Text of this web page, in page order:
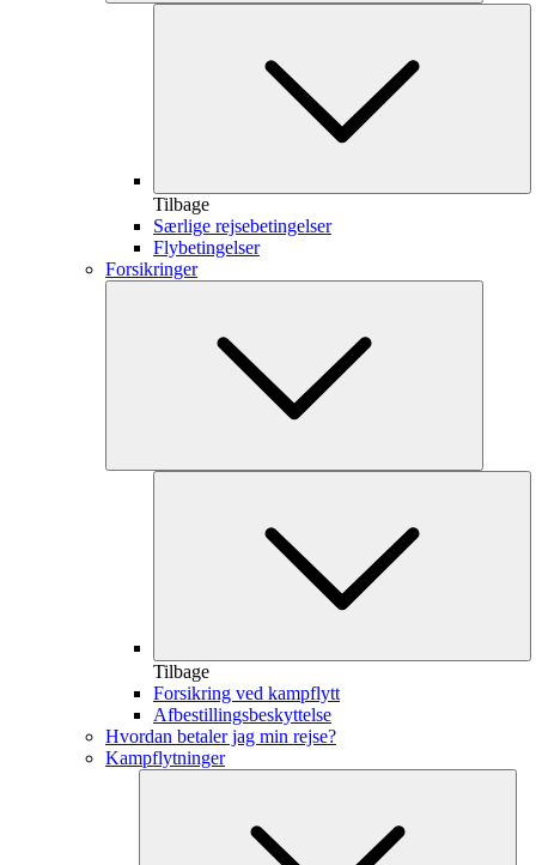
Tilbage
Særlige rejsebetingelser
Flybetingelser
Forsikringer
Tilbage
Forsikring ved kampflytt
Afbestillingsbeskyttelse
Hvordan betaler jag min rejse?
Kampflytninger